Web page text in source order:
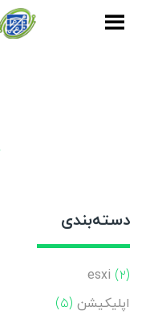
دسته‌بندی
esxi (۲)
اپلیکیشن (۵)